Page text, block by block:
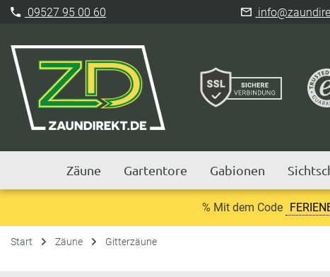
09527 95 00 60
Zäune Gartentore Gabionen
% Mit dem Code
Start Zäune Gitterzäune